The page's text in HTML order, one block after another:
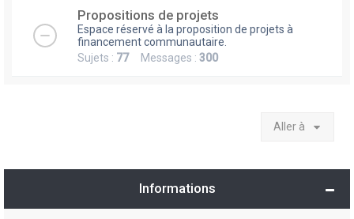
Propositions de projets
Espace réservé à la proposition de projets à
financement communautaire.
Sujets : 77Messages : 300
Aller à
Informations